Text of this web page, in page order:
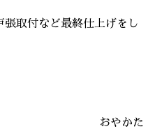
取付など最終仕上げをし
おやかた